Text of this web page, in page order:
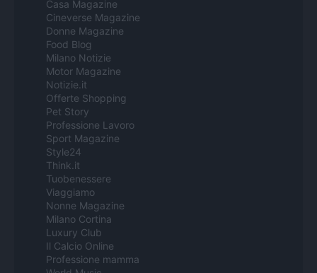
Casa Magazine
Cineverse Magazine
Donne Magazine
Food Blog
Milano Notizie
Motor Magazine
Notizie.it
Offerte Shopping
Pet Story
Professione Lavoro
Sport Magazine
Style24
Think.it
Tuobenessere
Viaggiamo
Nonne Magazine
Milano Cortina
Luxury Club
Il Calcio Online
Professione mamma